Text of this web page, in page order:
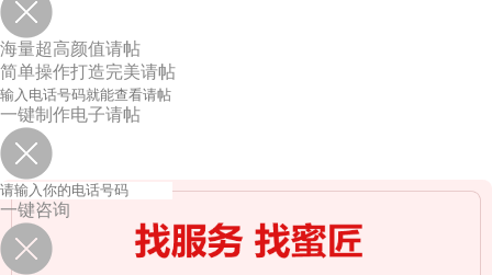
海量超高颜值请帖
简单操作打造完美请帖
一键制作电子请帖
一键咨询